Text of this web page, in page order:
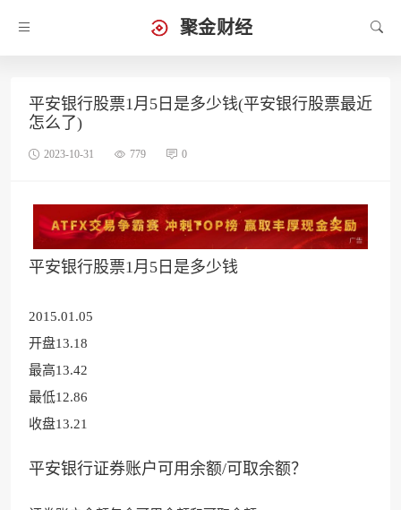
聚金财经
平安银行股票1月5日是多少钱(平安银行股票最近
怎么了)
2023-10-31 779 0
平安银行股票1月5日是多少钱
2015.01.05
开盘13.18
最高13.42
最低12.86
收盘13.21
平安银行证券账户可用余额/可取余额？